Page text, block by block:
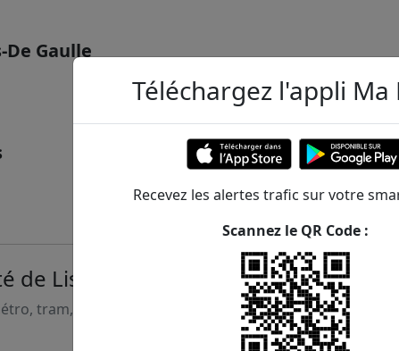
Gaulle
de Lisbonne - Mairie du 8e
tram, RER et transilien situées à moins de 1km de la
Téléchargez l'appli Ma
Recevez les alertes trafic sur votre
Scannez le QR Code :